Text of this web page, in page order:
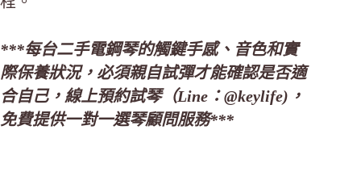
***每台二手電鋼琴的觸鍵手感、音色和實
際保養狀況，必須親自試彈才能確認是否適
合自己，線上預約試琴（Line：@keylife)，
免費提供一對一選琴顧問服務***